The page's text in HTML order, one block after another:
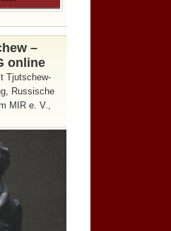
–
online
Tjutschew-
Russische
MIR e. V.,